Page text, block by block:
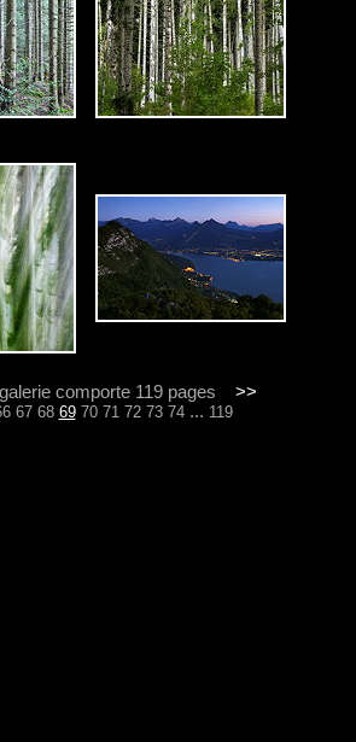
comporte 119 pages >>
67 68 69 70 71 72 73 74... 119